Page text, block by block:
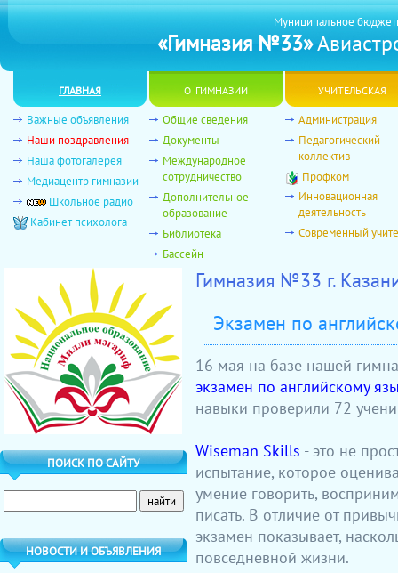
Муниципальное
«Гимназия №33»
главная о гимназии учительская
Важные объявления
Наши поздравления
Наша фотогалерея
Медиацентр гимназии
Школьное радио
Кабинет психолога
Общие сведения
Документы
Международное
сотрудничество
Дополнительное
образование
Библиотека
Бассейн
Администрация
Педагогический
коллектив
Профком
Инновационная
деятельность
Современный
ПОИСК ПО САЙТУ
НОВОСТИ И ОБЪЯВЛЕНИЯ
Гимназия №33 г.
Экзамен по
16 мая на базе нашей
экзамен по английскому
навыки проверили 72
Wiseman Skills - это не
испытание, которое
умение говорить,
писать. В отличие от
экзамен показывает,
повседневной жизни.